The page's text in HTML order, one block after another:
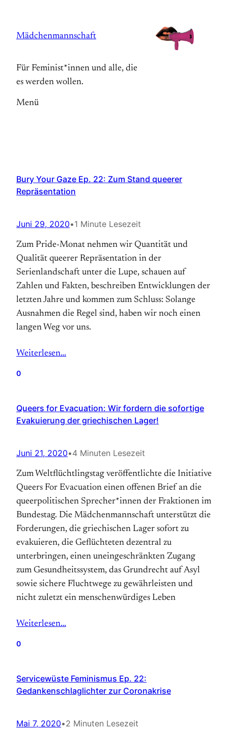
springen
Mädchenmannschaft
Für Feminist*innen und alle, die
es werden wollen.
Menü
Bury Your Gaze Ep. 22: Zum Stand queerer
Repräsentation
Juni 29, 2020•1 Minute Lesezeit
Zum Pride-Monat nehmen wir Quantität und
Qualität queerer Repräsentation in der
Serienlandschaft unter die Lupe, schauen auf
Zahlen und Fakten, beschreiben Entwicklungen der
letzten Jahre und kommen zum Schluss: Solange
Ausnahmen die Regel sind, haben wir noch einen
langen Weg vor uns.
Weiterlesen…
0
Queers for Evacuation: Wir fordern die sofortige
Evakuierung der griechischen Lager!
Juni 21, 2020•4 Minuten Lesezeit
Zum Weltflüchtlingstag veröffentlichte die Initiative
Queers For Evacuation einen offenen Brief an die
queerpolitischen Sprecher*innen der Fraktionen im
Bundestag. Die Mädchenmannschaft unterstützt die
Forderungen, die griechischen Lager sofort zu
evakuieren, die Geflüchteten dezentral zu
unterbringen, einen uneingeschränkten Zugang
zum Gesundheitssystem, das Grundrecht auf Asyl
sowie sichere Fluchtwege zu gewährleisten und
nicht zuletzt ein menschenwürdiges Leben
Weiterlesen…
0
Servicewüste Feminismus Ep. 22:
Gedankenschlaglichter zur Coronakrise
Mai 7, 2020•2 Minuten Lesezeit